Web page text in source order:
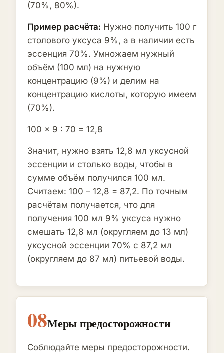
(70%, 80%).
Пример расчёта: Нужно получить 100 г
столового уксуса 9%, а в наличии есть
эссенция 70%. Умножаем нужный
объём (100 мл) на нужную
концентрацию (9%) и делим на
концентрацию кислоты, которую имеем
(70%).
100 × 9 : 70 = 12,8
Значит, нужно взять 12,8 мл уксусной
эссенции и столько воды, чтобы в
сумме объём получился 100 мл.
Считаем: 100 – 12,8 = 87,2. По точным
расчётам получается, что для
получения 100 мл 9% уксуса нужно
смешать 12,8 мл (округляем до 13 мл)
уксусной эссенции 70% с 87,2 мл
(округляем до 87 мл) питьевой воды.
08Меры предосторожности
Соблюдайте меры предосторожности.